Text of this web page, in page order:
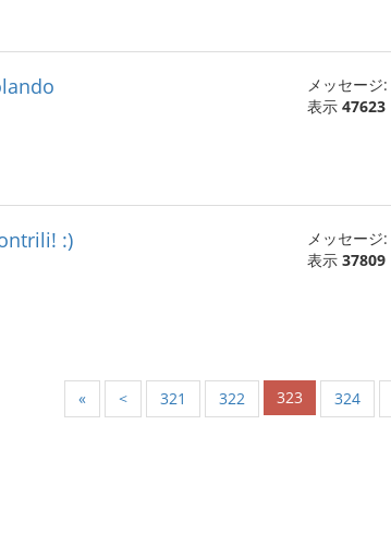
メッセージ:
表示 47623
:) メッセージ:
表示 37809
« < 321 322 323 324